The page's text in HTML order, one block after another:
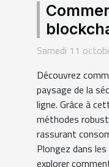
elle la
Samedi 11
Découvrez
paysage de la
ligne. Grâce à
méthodes
rassurant
Plongez dans
explorer